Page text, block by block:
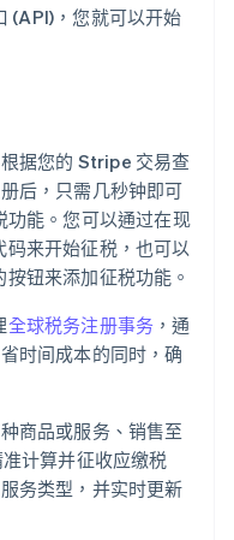
(API)，您就可以开始
根据您的 Stripe 交易查
后，只需几秒钟即可
能。您可以通过在现
来开始征税，也可以
钮来添加征税功能。
全球税务注册事务 ，通
时间成本的同时，确
商品或服务、销售至
计算并征收应缴税
务类型，并实时更新